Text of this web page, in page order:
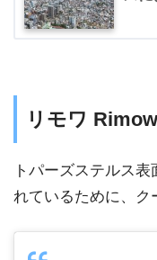
リモワ
トパーズステルス
れているために、ク